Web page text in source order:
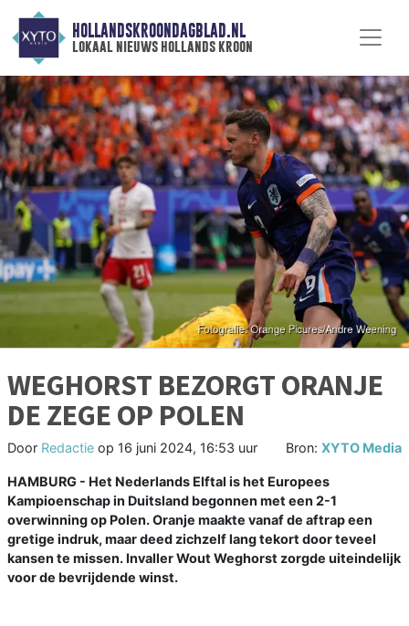
HOLLANDSKROONDAGBLAD.NL
lokaal nieuws hollands kroon
WEGHORST BEZORGT ORANJE
DE ZEGE OP POLEN
Door Redactie op 16 juni 2024, 16:53 uur Bron: XYTO Media
HAMBURG - Het Nederlands Elftal is het Europees
Kampioenschap in Duitsland begonnen met een 2-1
overwinning op Polen. Oranje maakte vanaf de aftrap een
gretige indruk, maar deed zichzelf lang tekort door teveel
kansen te missen. Invaller Wout Weghorst zorgde uiteindelijk
voor de bevrijdende winst.